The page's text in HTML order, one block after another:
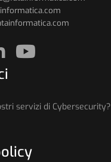
servizi di Cybersecurity?